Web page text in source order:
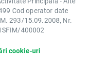
Cod operator date
293/15.09.2008, Nr.
400002
cookie-uri